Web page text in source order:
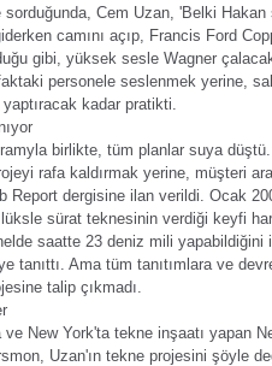
Cem Uzan, 'Belki Hakan
camını açıp, Francis Ford
gibi, yüksek sesle Wagner
personele seslenmek yerine,
kadar pratikti.
birlikte, tüm planlar suya
rafa kaldırmak yerine, müşteri
Report dergisine ilan verildi. Ocak
lüksle sürat teknesinin verdiği keyfi
saatte 23 deniz mili yapabildiğini
tanıttı. Ama tüm tanıtımlara ve
talip çıkmadı.
ve New York'ta tekne inşaatı yapan
Uzan'ın tekne projesini şöyle